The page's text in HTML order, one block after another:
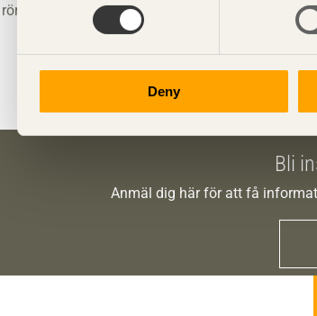
Deny
träbyggnadsfrågor.
Bli
Anmäl dig här för att få